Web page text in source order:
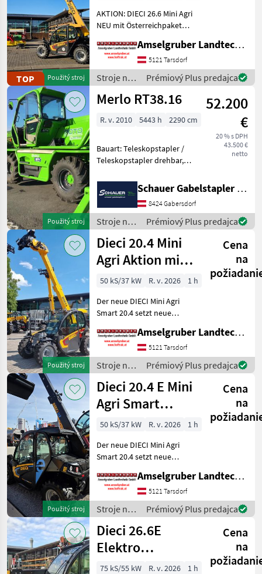
TOP Použitý stroj
Österreichpaket
AKTION: DIECI 26.6 Mini Agri
NEU mit Österreichpaket
Kg Traglast -578cm
Hubhöhe
Werkzeugunterkante -Unter
200cm Bauhöhe -75 PS 4
Zylind
Amselgruber Landtechnik GmbH
5121 Tarsdorf
Stroje na
stavbu /
Dieci
Prémiový Plus predajca
Použitý stroj
Merlo RT38.16
52.200
€
20 % s DPH
43.500 €
netto
R. v. 2010 5443 h 2290 cm
Bauart: Teleskopstapler /
Teleskopstapler drehbar,
15740mm, Bauhöhe:
2850mm,
Sonderausstattung:
Vollkabine, Safety Light,
Stroje na st
Schauer Gabelstapler GmbH
8424 Gabersdorf
Stroje na
stavbu /
Merlo
Prémiový Plus predajca
Použitý stroj
Dieci 20.4 Mini
Agri Aktion mit
Österreichpaket
Cena
na
50 kS/37 kW R. v. 2026
1 h
Der neue DIECI Mini Agri
Smart 20.4 setzt neue
Teleskopladermarkt. Stufe
5 Motor - -Größte Kabine
(Baugleich vom Modell 26.6
Mini Agri) -50
Amselgruber Landtechnik GmbH
5121 Tarsdorf
Stroje na
stavbu /
Dieci
Prémiový Plus predajca
Použitý stroj
Dieci 20.4 E Mini
Agri Smart
ELEKTRO
Teleskoplader
TOP
Cena
na
50 kS/37 kW R. v. 2026
1 h
Der neue DIECI Mini Agri
Smart 20.4 setzt neue
Teleskopladermarkt. 100 %
Elektro! -Größte Kabine
(Baugleich vom Modell 26.6
Mini Agri) -Echt
Amselgruber Landtechnik GmbH
5121 Tarsdorf
Stroje na
stavbu /
Dieci
Prémiový Plus predajca
Dieci 26.6E
Elektro
Teleskoplader
Cena
na
75 kS/55 kW R. v. 2026
1 h